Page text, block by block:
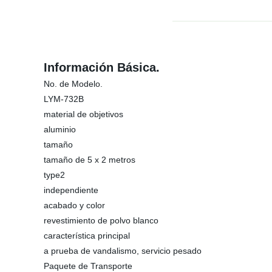
Información Básica.
No. de Modelo.
LYM-732B
material de objetivos
aluminio
tamaño
tamaño de 5 x 2 metros
type2
independiente
acabado y color
revestimiento de polvo blanco
característica principal
a prueba de vandalismo, servicio pesado
Paquete de Transporte